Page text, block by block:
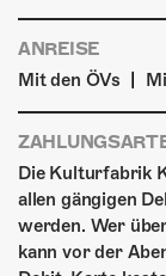
ANREISE
Mit den ÖVs
Die Kulturfabrik
allen gängigen
werden. Wer
kann vor der